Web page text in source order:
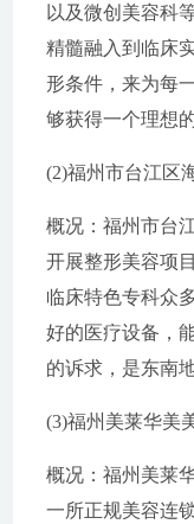
以及微创美容科
精髓融入到临床
形条件，来为每
够获得一个理想
(2)福州市台江区
概况：福州市台
开展整形美容项
临床特色专科众
好的医疗设备，
的诉求，是东南
(3)福州美莱华美
概况：福州美莱
一所正规美容连